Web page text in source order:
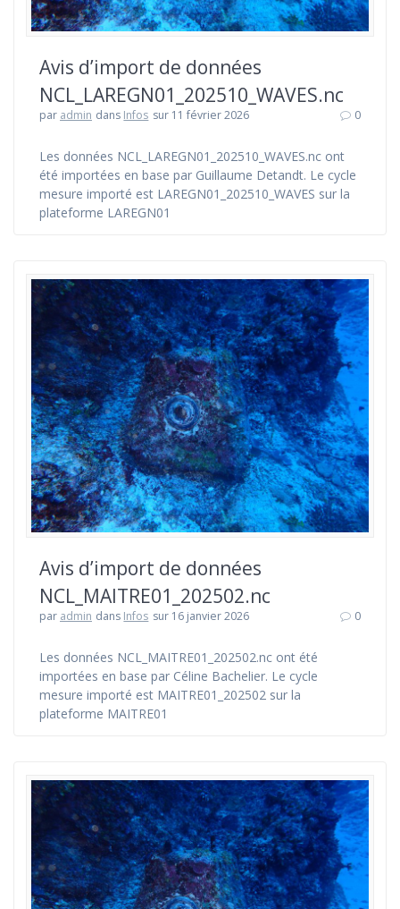
Avis d’import de données
NCL_LAREGN01_202510_WAVES.nc
par admin dans Infos sur 11 février 2026 0
Les données NCL_LAREGN01_202510_WAVES.nc ont
été importées en base par Guillaume Detandt. Le cycle
mesure importé est LAREGN01_202510_WAVES sur la
plateforme LAREGN01
Avis d’import de données
NCL_MAITRE01_202502.nc
par admin dans Infos sur 16 janvier 2026 0
Les données NCL_MAITRE01_202502.nc ont été
importées en base par Céline Bachelier. Le cycle
mesure importé est MAITRE01_202502 sur la
plateforme MAITRE01